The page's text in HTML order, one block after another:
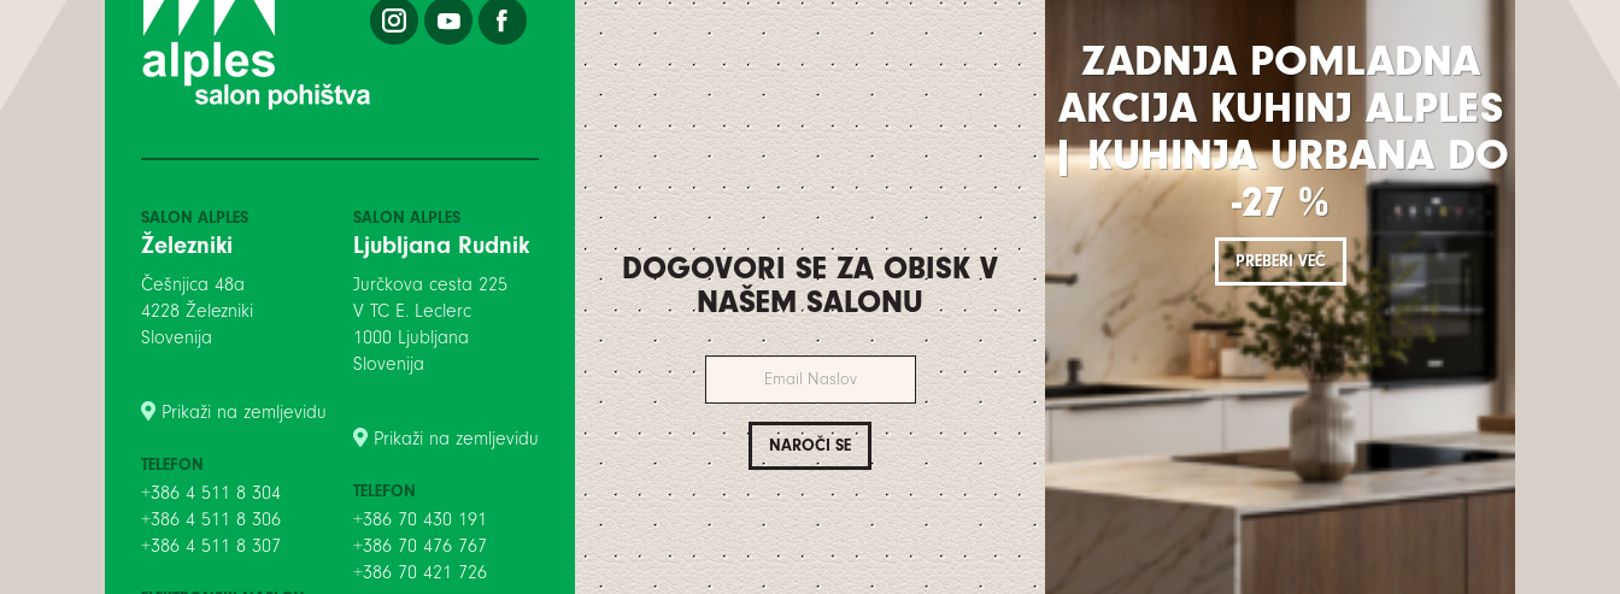
SALON ALPLES
Železniki
Češnjica 48a
4228 Železniki
Slovenija
Prikaži na zemljevidu
TELEFON
+386 4 511 8 304
+386 4 511 8 306
+386 4 511 8 307
SALON ALPLES
Ljubljana Rudnik
Jurčkova cesta 225
V TC E. Leclerc
1000 Ljubljana
Slovenija
Prikaži na zemljevidu
TELEFON
+386 70 430 191
+386 70 476 767
+386 70 421 726
DOGOVORI SE ZA OBISK V
NAŠEM SALONU
ZADNJA POMLADNA
AKCIJA KUHINJ ALPLES
| KUHINJA URBANA DO
-27 %
PREBERI VEČ